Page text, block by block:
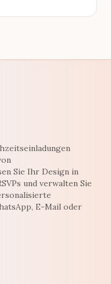
Sie Ihr Design in
und verwalten Sie
E-Mail oder